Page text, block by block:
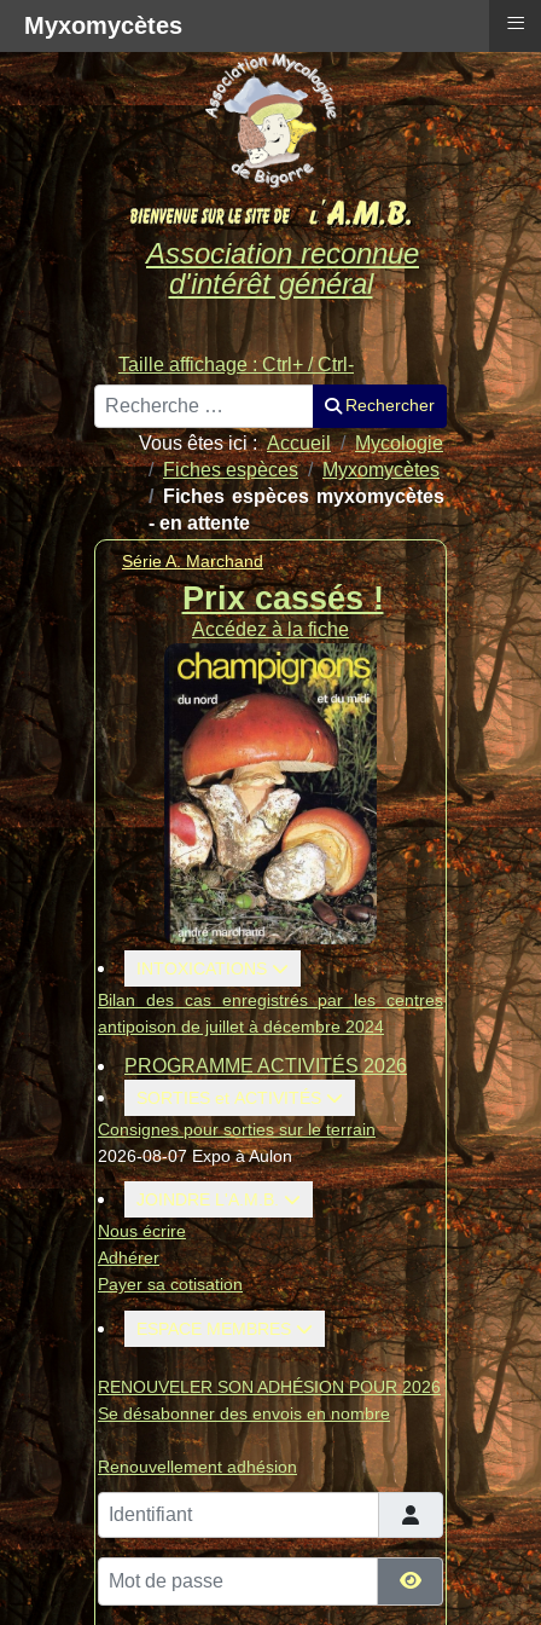
Association reconnue
d'intérêt général
Taille affichage : Ctrl+ / Ctrl-
Rechercher
Rechercher
Vous êtes ici :Accueil
Mycologie
Fiches espèces
Myxomycètes
Fiches espèces myxomycètes
- en attente
Série A. Marchand
Prix cassés !
Accédez à la fiche
INTOXICATIONS
Bilan des cas enregistrés par les centres
antipoison de juillet à décembre 2024
PROGRAMME ACTIVITÉS 2026
SORTIES et ACTIVITÉS
Consignes pour sorties sur le terrain
2026-08-07 Expo à Aulon
JOINDRE L'A.M.B.
Nous écrire
Adhérer
Payer sa cotisation
ESPACE MEMBRES
RENOUVELER SON ADHÉSION POUR 2026
Se désabonner des envois en nombre
Renouvellement adhésion
Identifiant
Mot de passe
Afficher le
Myxomycètes ≡